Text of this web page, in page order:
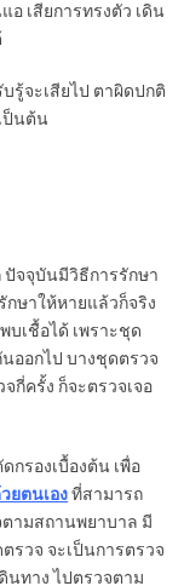
อ เสียการทรงตัว เดิน
รู้จะเสียไป ตาผิดปกติ
ป็นต้น
ปัจจุบันมีวิธีการรักษา
ษาให้หายแล้วก็จริง
บเชื้อได้ เพราะชุด
ออกไป บางชุดตรวจ
กี่ครั้ง ก็จะตรวจเจอ
กรองเบื้องต้น เพื่อ
ยตนเองที่สามารถ
ามสถานพยาบาล มี
รวจ จะเป็นการตรวจ
นทาง ไปตรวจตาม